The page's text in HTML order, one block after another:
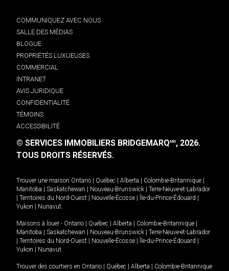
COMMUNIQUEZ AVEC NOUS
SALLE DES MÉDIAS
BLOGUE
PROPRIÉTÉS LUXUEUSES
COMMERCIAL
INTRANET
AVIS JURIDIQUE
CONFIDENTIALITÉ
TÉMOINS
ACCESSIBILITÉ
© SERVICES IMMOBILIERS BRIDGEMARQMD, 2026.
TOUS DROITS RÉSERVÉS.
Trouver une maison Ontario Québec Alberta Colombie-Britannique
Manitoba
Saskatchewan Nouveau-Brunswick
Terre-Neuve-et-Labrador
Territoires du Nord-Ouest Nouvelle-Écosse Île-du-Prince-Édouard
Yukon
Nunavut.
Maisons à louer - Ontario Québec Alberta Colombie-Britannique
Manitoba
Saskatchewan Nouveau-Brunswick
Terre-Neuve-et-Labrador
Territoires du Nord-Ouest Nouvelle-Écosse Île-du-Prince-Édouard
Yukon
Nunavut.
Trouver des courtiers en Ontario Québec Alberta
Colombie-Britannique